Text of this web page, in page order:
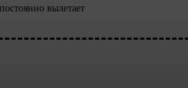
вылетает